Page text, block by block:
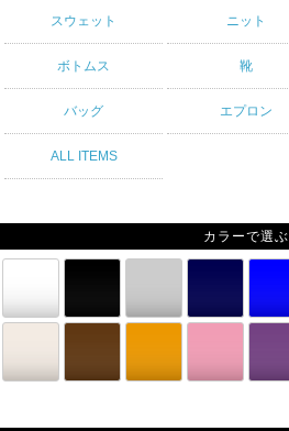
スウェット ニット
ボトムス 靴
バッグ エプロン
ALL ITEMS
カラーで選ぶ